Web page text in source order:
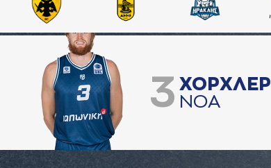
3 ΧΟΡΧΛΕΡ
ΝΟA